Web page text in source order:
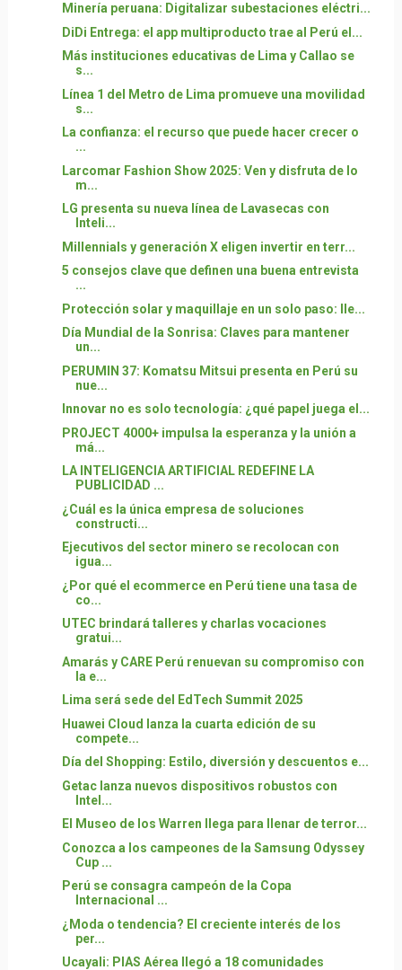
Minería peruana: Digitalizar subestaciones eléctri...
DiDi Entrega: el app multiproducto trae al Perú el...
Más instituciones educativas de Lima y Callao se
s...
Línea 1 del Metro de Lima promueve una movilidad
s...
La confianza: el recurso que puede hacer crecer o
...
Larcomar Fashion Show 2025: Ven y disfruta de lo
m...
LG presenta su nueva línea de Lavasecas con
Inteli...
Millennials y generación X eligen invertir en terr...
5 consejos clave que definen una buena entrevista
...
Protección solar y maquillaje en un solo paso: lle...
Día Mundial de la Sonrisa: Claves para mantener
un...
PERUMIN 37: Komatsu Mitsui presenta en Perú su
nue...
Innovar no es solo tecnología: ¿qué papel juega el...
PROJECT 4000+ impulsa la esperanza y la unión a
má...
LA INTELIGENCIA ARTIFICIAL REDEFINE LA
PUBLICIDAD ...
¿Cuál es la única empresa de soluciones
constructi...
Ejecutivos del sector minero se recolocan con
igua...
¿Por qué el ecommerce en Perú tiene una tasa de
co...
UTEC brindará talleres y charlas vocaciones
gratui...
Amarás y CARE Perú renuevan su compromiso con
la e...
Lima será sede del EdTech Summit 2025
Huawei Cloud lanza la cuarta edición de su
compete...
Día del Shopping: Estilo, diversión y descuentos e...
Getac lanza nuevos dispositivos robustos con
Intel...
El Museo de los Warren llega para llenar de terror...
Conozca a los campeones de la Samsung Odyssey
Cup ...
Perú se consagra campeón de la Copa
Internacional ...
¿Moda o tendencia? El creciente interés de los
per...
Ucayali: PIAS Aérea llegó a 18 comunidades